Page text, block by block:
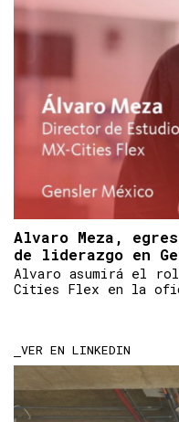
Alvaro Meza,
de liderazgo en
Alvaro asumirá el
Cities Flex en la
VER EN LINKEDIN